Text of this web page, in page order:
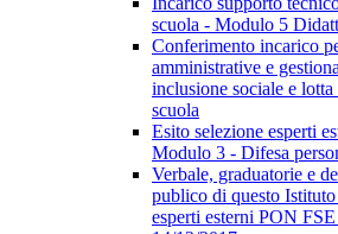
scuola - Modulo 5
Conferimento incarico
amministrative e
inclusione sociale e
scuola
Esito selezione esperti
Modulo 3 - Difesa
Verbale, graduatorie e
publico di questo
esperti esterni PON